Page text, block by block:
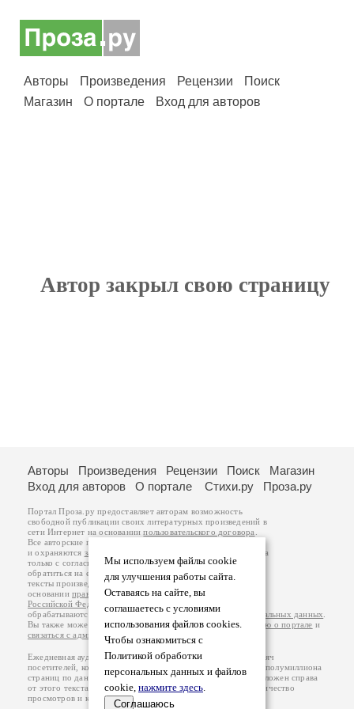
Авторы Произведения Рецензии
Поиск
Магазин
О портале Вход для авторов
Автор закрыл свою страницу
Мы используем файлы cookie
для улучшения работы сайта.
Оставаясь на сайте, вы
соглашаетесь с условиями
использования файлов cookies.
Чтобы ознакомиться с
Политикой обработки
персональных данных и файлов
cookie, нажмите здесь.
Соглашаюсь
Авторы Произведения Рецензии Поиск
Магазин
Вход для авторов
О портале Стихи.ру Проза.ру
Портал Проза.ру предоставляет авторам возможность
свободной публикации своих литературных произведений в
сети Интернет на основаниипользовательского договора
Все авторские права на произведения принадлежат авторам
и охраняются законом
. Перепечатка произведений возможна
только с согласия его автора, к которому вы можете
обратиться на его авторской странице. Ответственность за
тексты произведений авторы несут самостоятельно на
основанииправил публикацииизаконодательства
Российской Федерации
обрабатываются на основанииПолитики обработки персональных данных
Вы также можете посмотреть более подробнуюинформацию о портале и
связаться с администрацией
Ежедневная аудитория портала Проза.ру – порядка 100 тысяч
посетителей, которые в общей сумме просматривают более полумиллиона
страниц по данным счетчика посещаемости, который расположен справа
от этого текста. В каждой графе указано по две цифры: количество
просмотров и количество посетителей.